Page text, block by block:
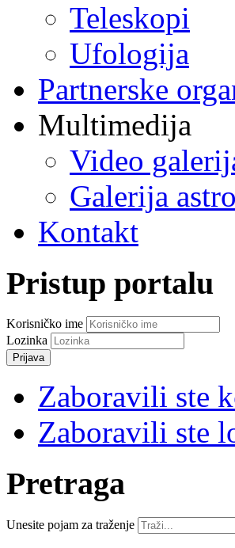
Teleskopi
Ufologija
Partnerske
Multimedija
Video
Galerija
Kontakt
Pristup portalu
Korisničko ime
Lozinka
Prijava
Zaboravili ste
Zaboravili ste
Pretraga
Unesite pojam za traženje